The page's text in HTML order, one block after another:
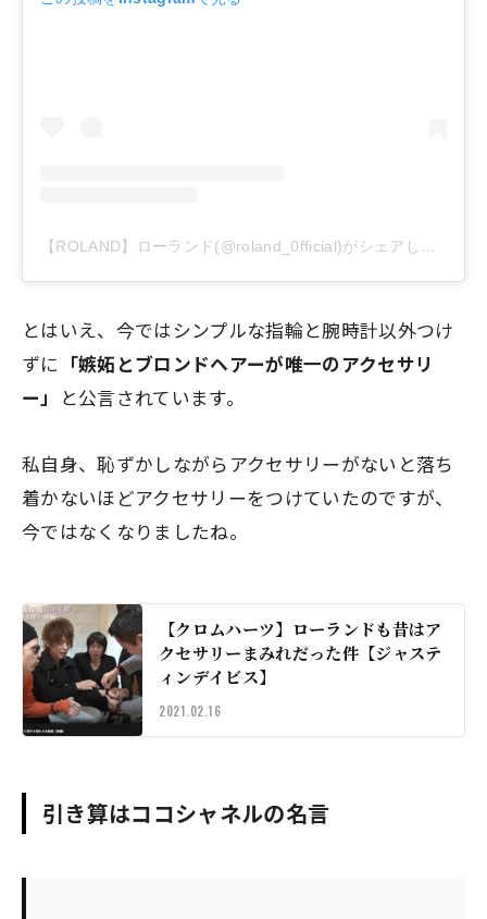
【ROLAND】ローランド(@roland_0fficial)がシェアした投稿
とはいえ、今ではシンプルな指輪と腕時計以外つけ
ずに 「嫉妬とブロンドヘアーが唯一のアクセサリ
ー」
と公言されています。
私自身、恥ずかしながらアクセサリーがないと落ち
着かないほどアクセサリーをつけていたのですが、
今ではなくなりましたね。
【クロムハーツ】ローランドも昔はア
クセサリーまみれだった件【ジャステ
ィンデイビス】
2021.02.16
引き算はココシャネルの名言